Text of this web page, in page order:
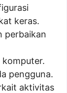
keras.
perbaikan
komputer.
pengguna.
aktivitas